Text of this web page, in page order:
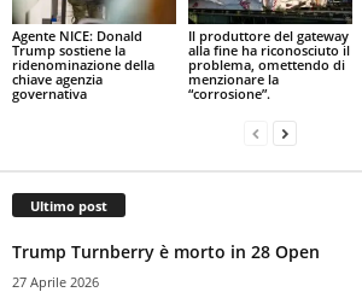
Agente NICE: Donald
Trump sostiene la
ridenominazione della
chiave agenzia
governativa
Il produttore del gateway
alla fine ha riconosciuto il
problema, omettendo di
menzionare la
“corrosione”.
Ultimo post
Trump Turnberry è morto in 28 Open
27 Aprile 2026